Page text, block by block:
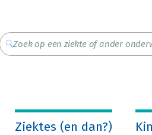
Ziektes (en dan?)